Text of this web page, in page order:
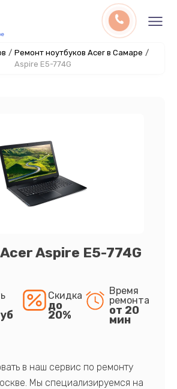
/ Ремонт ноутбуков Acer в Самаре /
Aspire E5-774G
Aspire E5-774G
Скидка
до
20%
Время
ремонта
от 20
мин
в наш сервис по ремонту
Мы специализируемся на